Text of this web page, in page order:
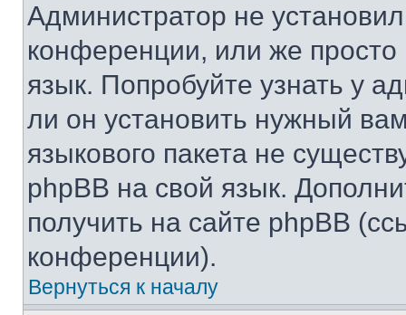
Администратор не
конференции, или же
язык. Попробуйте узнать у
ли он установить нужный
языкового пакета не
phpBB на свой язык.
получить на сайте phpBB
конференции).
Вернуться к началу